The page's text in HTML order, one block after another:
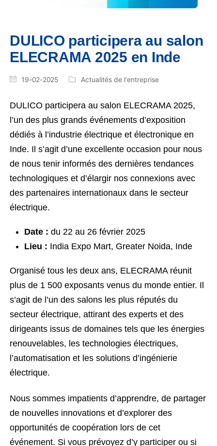
DULICO participera au salon
ELECRAMA 2025 en Inde
19-02-2025 Actualités de l'entreprise
DULICO participera au salon ELECRAMA 2025,
l’un des plus grands événements d’exposition
dédiés à l’industrie électrique et électronique en
Inde. Il s’agit d’une excellente occasion pour nous
de nous tenir informés des dernières tendances
technologiques et d’élargir nos connexions avec
des partenaires internationaux dans le secteur
électrique.
Date : du 22 au 26 février 2025
Lieu : India Expo Mart, Greater Noida, Inde
Organisé tous les deux ans, ELECRAMA réunit
plus de 1 500 exposants venus du monde entier. Il
s’agit de l’un des salons les plus réputés du
secteur électrique, attirant des experts et des
dirigeants issus de domaines tels que les énergies
renouvelables, les technologies électriques,
l’automatisation et les solutions d’ingénierie
électrique.
Nous sommes impatients d’apprendre, de partager
de nouvelles innovations et d’explorer des
opportunités de coopération lors de cet
événement. Si vous prévoyez d’y participer ou si